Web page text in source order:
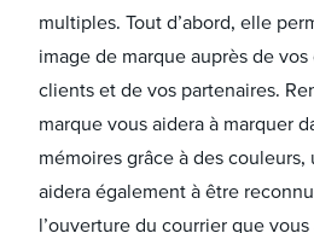
multiples. Tout d’abord, elle
image de marque auprès de
clients et de vos partenaires.
marque vous aidera à marquer
mémoires grâce à des
aidera également à être
l’ouverture du courrier que